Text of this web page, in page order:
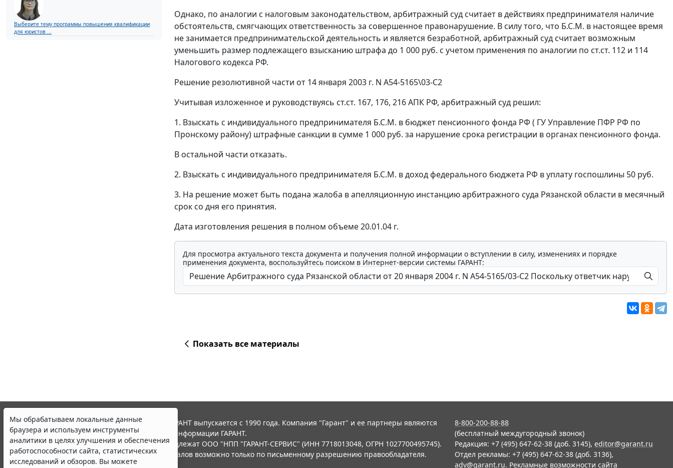
Выберите тему программы повышения квалификации
для юристов ...
Однако, по аналогии с налоговым законодательством, арбитражный суд считает в действиях предпринимателя наличие
обстоятельств, смягчающих ответственность за совершенное правонарушение. В силу того, что Б.С.М. в настоящее время
не занимается предпринимательской деятельность и является безработной, арбитражный суд считает возможным
уменьшить размер подлежащего взысканию штрафа до 1 000 руб. с учетом применения по аналогии по ст.ст. 112 и 114
Налогового кодекса РФ.
Решение резолютивной части от 14 января 2003 г. N А54-5165\03-С2
Учитывая изложенное и руководствуясь ст.ст. 167, 176, 216АПК РФ, арбитражный суд решил:
1. Взыскать с индивидуального предпринимателя Б.С.М. в бюджет пенсионного фонда РФ ( ГУ Управление ПФР РФ по
Пронскому району) штрафные санкции в сумме 1 000 руб. за нарушение срока регистрации в органах пенсионного фонда.
В остальной части отказать.
2. Взыскать с индивидуального предпринимателя Б.С.М. в доход федерального бюджета РФ в уплату госпошлины 50 руб.
3. На решение может быть подана жалоба в апелляционную инстанцию арбитражного суда Рязанской области в месячный
срок со дня его принятия.
Дата изготовления решения в полном объеме 20.01.04 г.
Для просмотра актуального текста документа и получения полной информации о вступлении в силу, изменениях и порядке
применения документа, воспользуйтесь поиском в Интернет-версии системы ГАРАНТ:
Показать все материалы
Мы обрабатываем локальные данные
браузера и используем инструменты
аналитики в целях улучшения и обеспечения
работоспособности сайта, статистических
исследований и обзоров. Вы можете
© ООО "НПП "ГАРАНТ-СЕРВИС", 2026. Система ГАРАНТ выпускается с 1990 года. Компания "Гарант" и ее партнеры являются
участниками Российской ассоциации правовой информации ГАРАНТ.
Все права на материалы сайта ГАРАНТ.РУ принадлежат ООО "НПП "ГАРАНТ-СЕРВИС" (ИНН 7718013048, ОГРН 1027700495745).
Полное или частичное воспроизведение материалов возможно только по письменному разрешению правообладателя.
Правила использования портала.
8-800-200-88-88
(бесплатный междугородный звонок)
Редакция: +7 (495) 647-62-38 (доб. 3145), editor@garant.ru
Отдел рекламы: +7 (495) 647-62-38 (доб. 3136),
adv@garant.ru. Рекламные возможности сайта